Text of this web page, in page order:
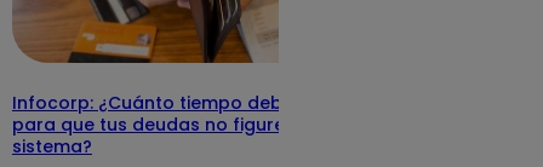
Infocorp: ¿Cuánto tiempo debe pasar
para que tus deudas no figuren en su
sistema?